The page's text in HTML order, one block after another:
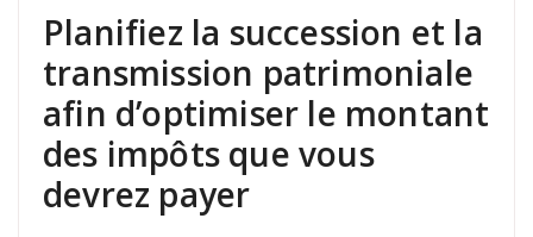
Planifiez la succession et la
transmission patrimoniale
afin d’optimiser le montant
des impôts que vous
devrez payer